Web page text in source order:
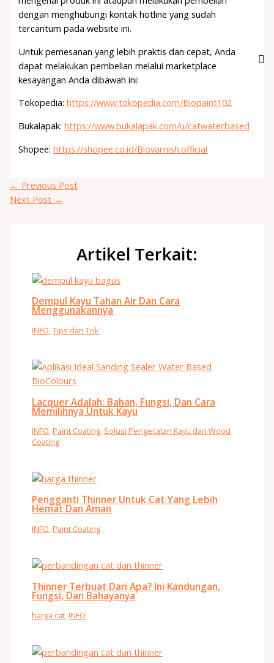
dengan menghubungi kontak hotline yang sudah
tercantum pada website ini.
Untuk pemesanan yang lebih praktis dan cepat, Anda
dapat melakukan pembelian melalui marketplace
kesayangan Anda dibawah ini:
Tokopedia:https://www.tokopedia.com/Biopaint102
Bukalapak:https://www.bukalapak.com/u/catwaterbased
Shopee:https://shopee.co.id/Biovarnish.official
← Previous Post
Next Post →
Artikel Terkait:
Dempul Kayu Tahan Air Dan Cara
Menggunakannya
INFO,Tips dan Trik
Lacquer Adalah: Bahan, Fungsi, Dan Cara
Memilihnya Untuk Kayu
INFO,Paint Coating, Solusi Pengecatan Kayu dan Wood
Coating
Pengganti Thinner Untuk Cat Yang Lebih
Hemat Dan Aman
INFO,Paint Coating
Thinner Terbuat Dari Apa? Ini Kandungan,
Fungsi, Dan Bahayanya
harga cat,INFO